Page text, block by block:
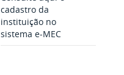
cadastro da
instituição no
sistema e-MEC